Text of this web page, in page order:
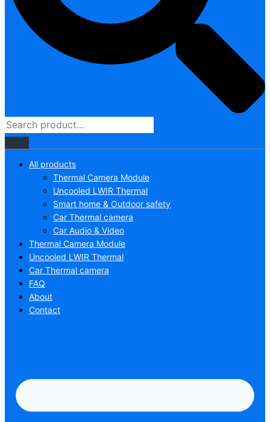
All products
Thermal Camera Module
Uncooled LWIR Thermal
Smart home & Outdoor safety
Car Thermal camera
Car Audio & Video
Thermal Camera Module
Uncooled LWIR Thermal
Car Thermal camera
FAQ
About
Contact